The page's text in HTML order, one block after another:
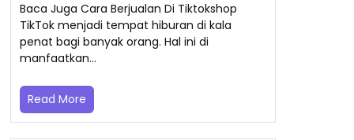
Baca Juga Cara Berjualan Di Tiktokshop
TikTok menjadi tempat hiburan di kala
penat bagi banyak orang. Hal ini di
manfaatkan…
Read More